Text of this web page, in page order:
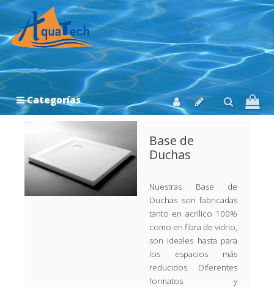
Categorías
Base de
Duchas
Nuestras Base de
Duchas son fabricadas
tanto en acrílico 100%
como en fibra de vidrio,
son ideales hasta para
los espacios más
reducidos. Diferentes
formatos y